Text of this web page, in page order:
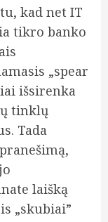
kad net IT
tikro banko
„spear
išsirenka
tinklų
Tada
laišką
„skubiai”